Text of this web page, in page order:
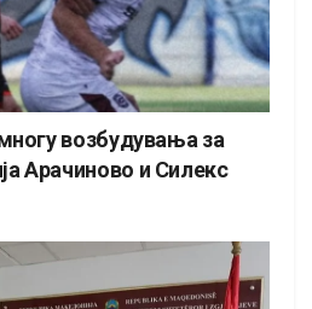
возбудувања за
Арачиново и Силекс